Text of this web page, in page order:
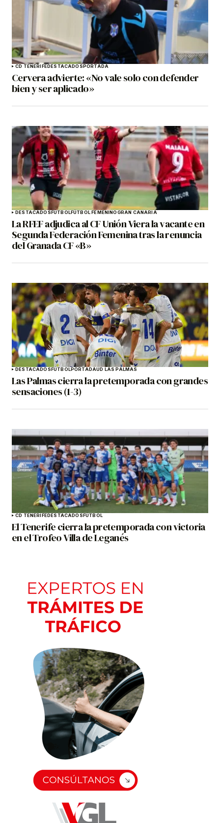
CD TENERIFEDESTACADOSPORTADA
Cervera advierte: «No vale solo con defender
bien y ser aplicado»
DESTACADOSFÚTBOLFÚTBOL FEMENINOGRAN CANARIA
La RFEF adjudica al CF Unión Viera la vacante en
Segunda Federación Femenina tras la renuncia
del Granada CF «B»
DESTACADOSFÚTBOLPORTADAUD LAS PALMAS
Las Palmas cierra la pretemporada con grandes
sensaciones (1-3)
CD TENERIFEDESTACADOSFÚTBOL
El Tenerife cierra la pretemporada con victoria
en el Trofeo Villa de Leganés